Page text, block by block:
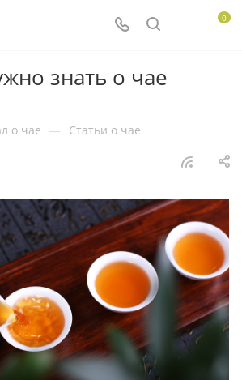
0
знать о чае
о чае — Статьи о чае